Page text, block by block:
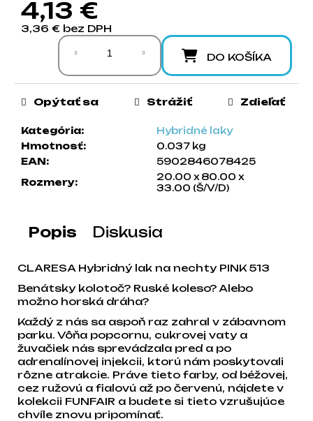
4,13 €
3,36 € bez DPH
Jednotková cena:
DO KOŠÍKA
Kategória:
Hybridné laky
Hmotnosť:
0.037 kg
EAN:
5902846078425
Rozmery:
20.00 x 80.00 x
33.00 (Š/V/D)
Opýtať sa Strážiť Zdieľať
Popis Diskusia
CLARESA Hybridný lak na nechty PINK 513
Benátsky kolotoč? Ruské koleso? Alebo
možno horská dráha?
Každý z nás sa aspoň raz zahral v zábavnom
parku. Vôňa popcornu, cukrovej vaty a
žuvačiek nás sprevádzala pred a po
adrenalínovej injekcii, ktorú nám poskytovali
rôzne atrakcie. Práve tieto farby, od béžovej,
cez ružovú a fialovú až po červenú, nájdete v
kolekcii FUNFAIR a budete si tieto vzrušujúce
chvíle znovu pripomínať.
ú
č